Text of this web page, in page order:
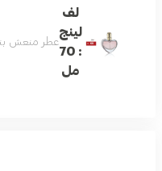
لف
لينج
: 70
مل
عطر منعش